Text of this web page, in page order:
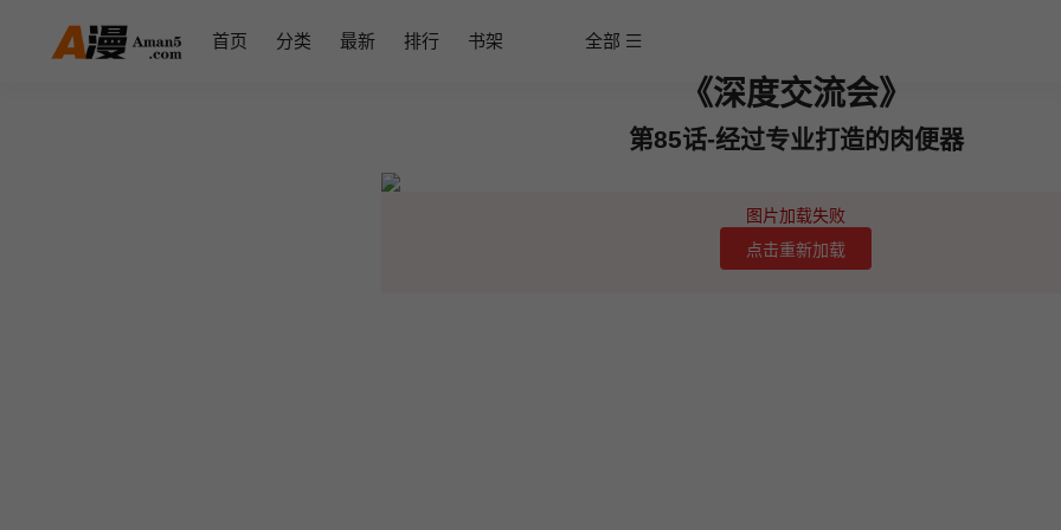
首页 分类 最新 排行 书架 全部
《深度交流会》
第85话-经过专业打造的肉便器
图片加载失败
点击重新加载